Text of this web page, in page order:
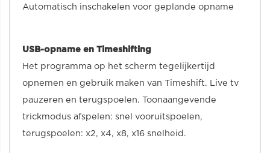
Automatisch inschakelen voor geplande opname
USB-opname en Timeshifting
Het programma op het scherm tegelijkertijd
opnemen en gebruik maken van Timeshift. Live tv
pauzeren en terugspoelen. Toonaangevende
trickmodus afspelen: snel vooruitspoelen,
terugspoelen: x2, x4, x8, x16 snelheid.